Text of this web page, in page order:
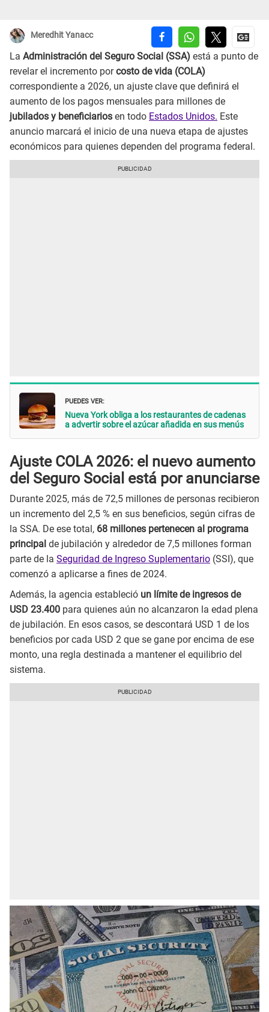
Meredhit Yanacc
La Administración del Seguro Social (SSA) está a punto de
revelar el incremento porcosto de vida (COLA)
correspondiente a 2026, un ajuste clave que definirá el
aumento de los pagos mensuales para millones de
jubilados y beneficiarios en todo Estados Unidos. Este
anuncio marcará el inicio de una nueva etapa de ajustes
económicos para quienes dependen del programa federal.
PUEDES VER:
Nueva York obliga a los restaurantes de cadenas
a advertir sobre el azúcar añadida en sus menús
Ajuste COLA 2026: el nuevo aumento
del Seguro Social está por anunciarse
Durante 2025, más de 72,5 millones de personas recibieron
un incremento del 2,5 % en sus beneficios, según cifras de
la SSA. De ese total, 68 millones pertenecen al programa
principal de jubilación y alrededor de 7,5 millones forman
parte de la Seguridad de Ingreso Suplementario (SSI), que
comenzó a aplicarse a fines de 2024.
Además, la agencia estableció un límite de ingresos de
USD 23.400 para quienes aún no alcanzaron la edad plena
de jubilación. En esos casos, se descontará USD 1 de los
beneficios por cada USD 2 que se gane por encima de ese
monto, una regla destinada a mantener el equilibrio del
sistema.